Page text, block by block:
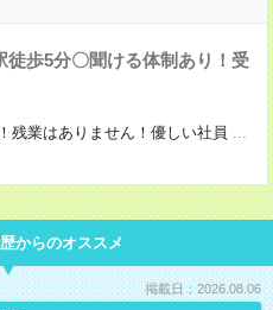
徒歩5分〇聞ける体制あり！受
残業はありません！優しい社員 ...
からのオススメ
掲載日：2026.08.06